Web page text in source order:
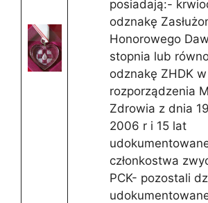
posiadają:-
odznakę
Honorowego
stopnia lub
odznakę ZHDK
rozporządzenia
Zdrowia z dnia
2006 r i 15 lat
członkostwa
PCK- pozostali